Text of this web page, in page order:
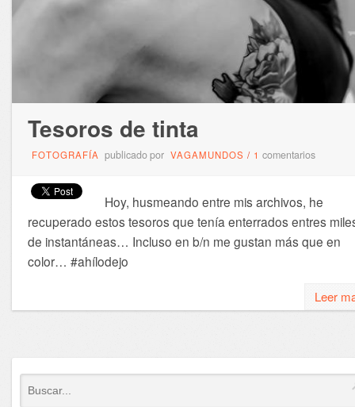
Tesoros de tinta
FOTOGRAFÍA publicado por VAGAMUNDOS / 1 comentarios
Hoy, husmeando entre mis archivos, he
recuperado estos tesoros que tenía enterrados entres
de instantáneas… Incluso en b/n me gustan más que en
color… #ahílodejo
Leer